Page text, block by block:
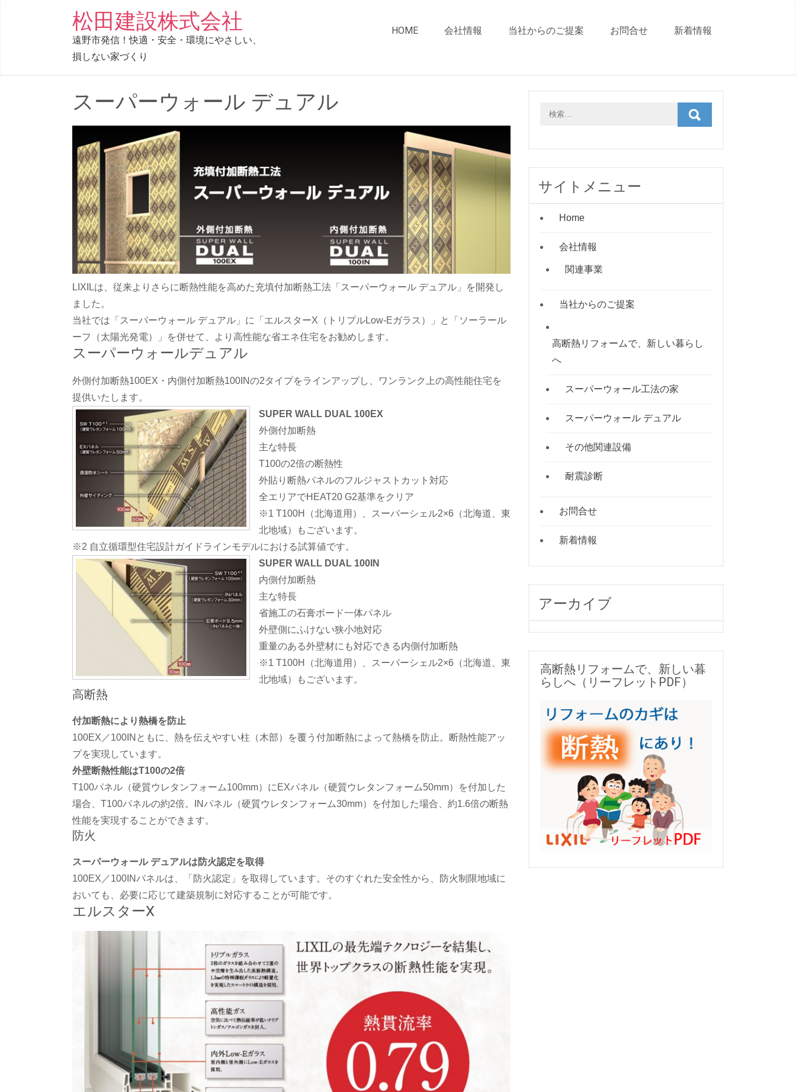
松田建設株式会社
遠野市発信！快適・安全・環境にやさしい、
損しない家づくり
HOME 会社情報 当社からのご提案 お問合せ 新着情報
スーパーウォール デュアル
LIXILは、従来よりさらに断熱性能を高めた充填付加断熱工法「スーパーウォール デュアル」を開発し
ました。
当社では「スーパーウォール デュアル」に「エルスターX（トリプルLow-Eガラス）」と「ソーラール
ーフ（太陽光発電）」を併せて、より高性能な省エネ住宅をお勧めします。
スーパーウォールデュアル
外側付加断熱100EX・内側付加断熱100INの2タイプをラインアップし、ワンランク上の高性能住宅を
提供いたします。
SUPER WALL DUAL 100EX
外側付加断熱
主な特長
T100の2倍の断熱性
外貼り断熱パネルのフルジャストカット対応
全エリアでHEAT20 G2基準をクリア
※1 T100H（北海道用）、スーパーシェル2×6（北海道、東
北地域）もございます。
※2 自立循環型住宅設計ガイドラインモデルにおける試算値です。
SUPER WALL DUAL 100IN
内側付加断熱
主な特長
省施工の石膏ボード一体パネル
外壁側にふけない狭小地対応
重量のある外壁材にも対応できる内側付加断熱
※1 T100H（北海道用）、スーパーシェル2×6（北海道、東
北地域）もございます。
高断熱
付加断熱により熱橋を防止
100EX／100INともに、熱を伝えやすい柱（木部）を覆う付加断熱によって熱橋を防止。断熱性能アッ
プを実現しています。
外壁断熱性能はT100の2倍
T100パネル（硬質ウレタンフォーム100mm）にEXパネル（硬質ウレタンフォーム50mm）を付加した
場合、T100パネルの約2倍。INパネル（硬質ウレタンフォーム30mm）を付加した場合、約1.6倍の断熱
性能を実現することができます。
防火
スーパーウォール デュアルは防火認定を取得
100EX／100INパネルは、「防火認定」を取得しています。そのすぐれた安全性から、防火制限地域に
おいても、必要に応じて建築規制に対応することが可能です。
エルスターX
サイトメニュー
Home
会社情報
関連事業
当社からのご提案
高断熱リフォームで、新しい暮らし
へ
スーパーウォール工法の家
スーパーウォール デュアル
その他関連設備
耐震診断
お問合せ
新着情報
アーカイブ
高断熱リフォームで、新しい暮
らしへ（リーフレットPDF）